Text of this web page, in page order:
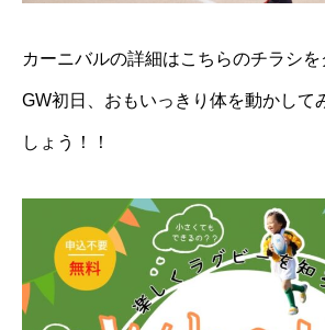
カーニバルの詳細はこちらのチラシを
GW初日、おもいっきり体を動かして
しょう！！